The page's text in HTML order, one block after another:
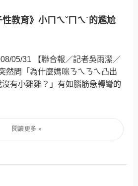
教育》小ㄇㄟˇㄇㄟˊ的尷尬
05/31 【聯合報／記者吳雨潔／
然問「為什麼媽咪ㄋㄟㄋㄟ凸出
有小雞雞？」有如腦筋急轉彎的